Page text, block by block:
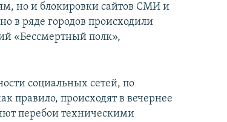
но и блокировки сайтов СМИ и
в ряде городов происходили
«Бессмертный полк»,
социальных сетей, по
правило, происходят в вечернее
перебои техническими